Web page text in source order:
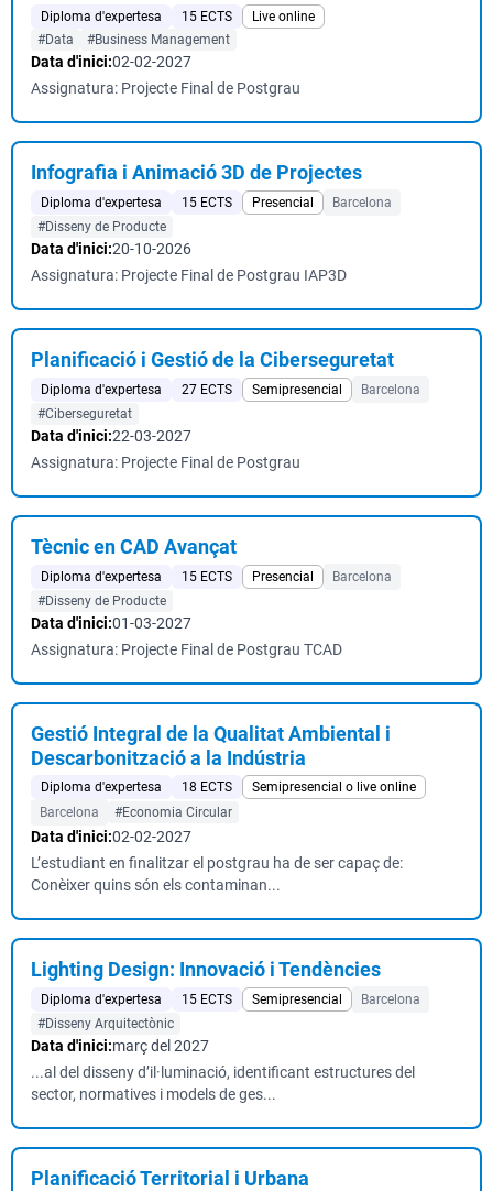
Diploma d'expertesa 15 ECTS
Live online
#Data
#Business Management
Data d'inici:02-02-2027
Assignatura: Projecte Final de Postgrau
Infografia i Animació 3D de Projectes
Diploma d'expertesa 15 ECTS Presencial
Barcelona
#Disseny de Producte
Data d'inici:20-10-2026
Assignatura: Projecte Final de Postgrau IAP3D
Planificació i Gestió de la Ciberseguretat
Diploma d'expertesa 27 ECTS Semipresencial
Barcelona
#Ciberseguretat
Data d'inici:22-03-2027
Assignatura: Projecte Final de Postgrau
Tècnic en CAD Avançat
Diploma d'expertesa 15 ECTS Presencial
Barcelona
#Disseny de Producte
Data d'inici:01-03-2027
Assignatura: Projecte Final de Postgrau TCAD
Gestió Integral de la Qualitat Ambiental i
Descarbonització a la Indústria
Diploma d'expertesa 18 ECTS
Semipresencial o live online
Barcelona
#Economia Circular
Data d'inici:02-02-2027
L’estudiant en finalitzar el postgrau ha de ser capaç de:
Conèixer quins són els contaminan...
Lighting Design: Innovació i Tendències
Diploma d'expertesa 15 ECTS Semipresencial
Barcelona
#Disseny Arquitectònic
Data d'inici:març del 2027
...al del disseny d’il·luminació, identificant estructures del
sector, normatives i models de ges...
Planificació Territorial i Urbana